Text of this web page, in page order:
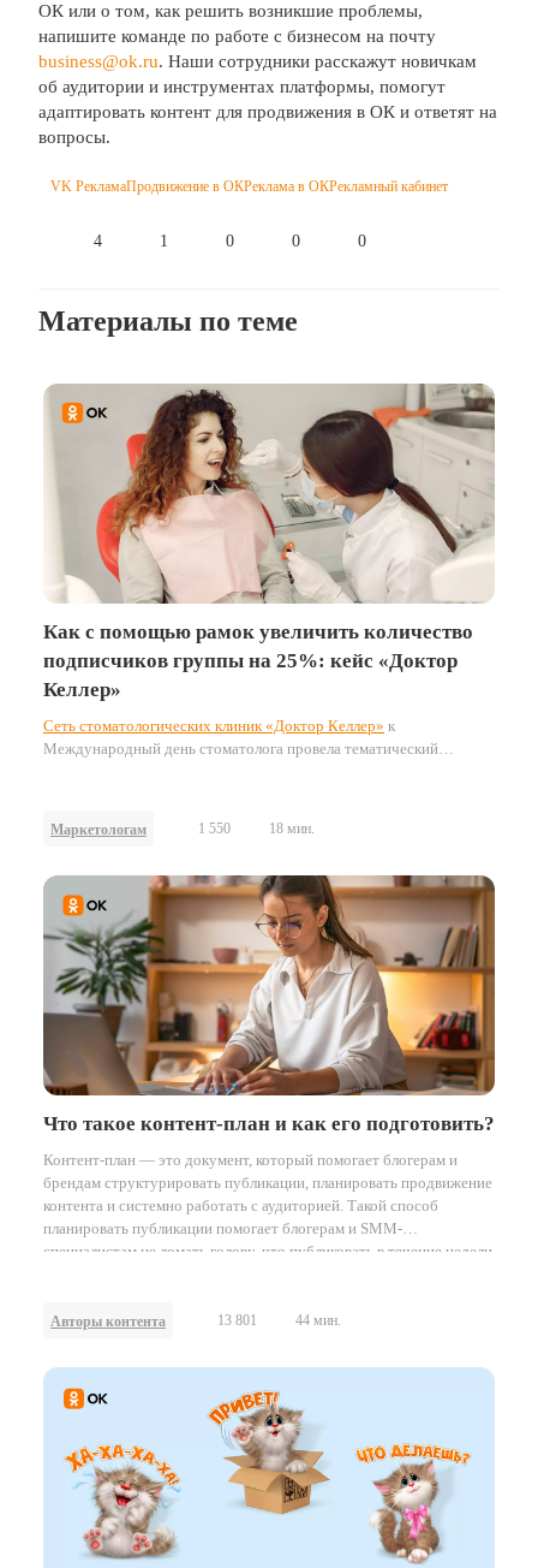
ОК или о том, как решить возникшие проблемы,
напишите команде по работе с бизнесом на почту
business@ok.ru. Наши сотрудники расскажут новичкам
об аудитории и инструментах платформы, помогут
адаптировать контент для продвижения в ОК и ответят на
вопросы.
VK РекламаПродвижение в ОКРеклама в ОКРекламный кабинет
4 1 0 0 0
Материалы по теме
Как с помощью рамок увеличить количество
подписчиков группы на 25%: кейс «Доктор
Келлер»
Сеть стоматологических клиник «Доктор Келлер» к
Международный день стоматолога провела тематический
Маркетологам 1 550 18 мин.
Что такое контент-план и как его подготовить?
Контент-план — это документ, который помогает блогерам и
брендам структурировать публикации, планировать продвижение
контента и системно работать с аудиторией. Такой способ
планировать публикации помогает блогерам и SMM-
специалистам не ломать голову, что публиковать в течение недели
Авторы контента 13 801 44 мин.